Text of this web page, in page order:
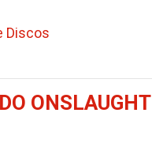
Discos
ONSLAUGHT